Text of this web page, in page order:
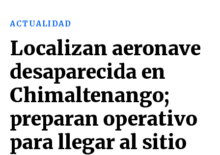
ACTUALIDAD
Localizan aeronave
desaparecida en
Chimaltenango;
preparan operativo
para llegar al sitio